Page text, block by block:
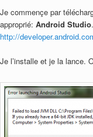
Je commençe par
approprié: Android Studio.
http://
Je l’installe et je la lance.